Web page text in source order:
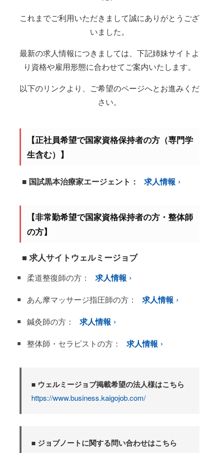
これまでご利用いただきまして誠にありがとうござ
いました。
最新の求人情報につきましては、下記姉妹サイトよ
り資格や雇用形態に合わせてご案内いたします。
以下のリンクより、ご希望のページへとお進みくだ
さい。
【正社員希望で国家資格保持者の方（専門学
生含む）】
■ 国試黒本治療家エージェント： 求人情報
【非常勤希望で国家資格保持者の方・整体師
の方】
■ 求人サイトウェルミージョブ
柔道整復師の方：
求人情報
あん摩マッサージ指圧師の方：
求人情報
鍼灸師の方：
求人情報
整体師・セラピストの方：
求人情報
■ ウェルミージョブ掲載希望の法人様はこちら
https://www.business.kaigojob.com/
■ ジョブノートに関する問い合わせはこちら